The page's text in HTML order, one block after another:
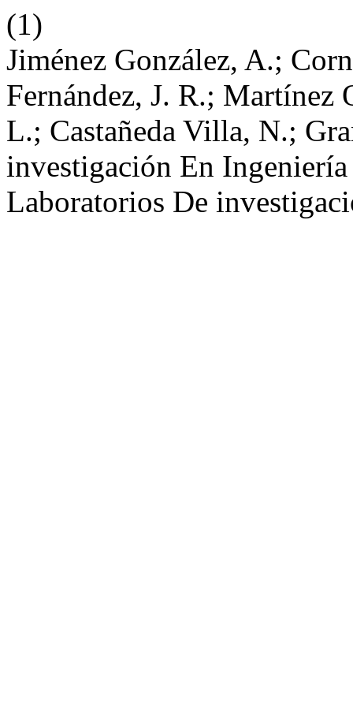
(1)
Jiménez González, A.;
Fernández, J. R.; Martínez
L.; Castañeda Villa, N.;
investigación En
Laboratorios De